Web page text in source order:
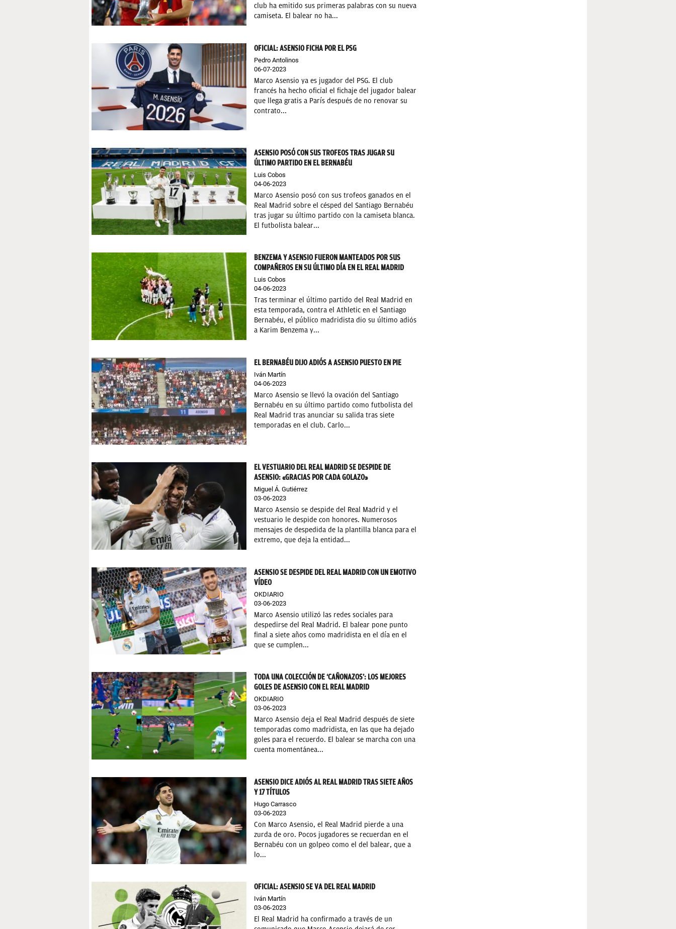
club ha emitido sus primeras palabras con su nueva
camiseta. El balear no ha...
OFICIAL: ASENSIO FICHA POR EL PSG
Pedro Antolinos
06-07-2023
Marco Asensio ya es jugador del PSG. El club
francés ha hecho oficial el fichaje del jugador balear
que llega gratis a París después de no renovar su
contrato...
ASENSIO POSÓ CON SUS TROFEOS TRAS JUGAR SU
ÚLTIMO PARTIDO EN EL BERNABÉU
Luis Cobos
04-06-2023
Marco Asensio posó con sus trofeos ganados en el
Real Madrid sobre el césped del Santiago Bernabéu
tras jugar su último partido con la camiseta blanca.
El futbolista balear...
BENZEMA Y ASENSIO FUERON MANTEADOS POR SUS
COMPAÑEROS EN SU ÚLTIMO DÍA EN EL REAL MADRID
Luis Cobos
04-06-2023
Tras terminar el último partido del Real Madrid en
esta temporada, contra el Athletic en el Santiago
Bernabéu, el público madridista dio su último adiós
a Karim Benzema y...
EL BERNABÉU DIJO ADIÓS A ASENSIO PUESTO EN PIE
Iván Martín
04-06-2023
Marco Asensio se llevó la ovación del Santiago
Bernabéu en su último partido como futbolista del
Real Madrid tras anunciar su salida tras siete
temporadas en el club. Carlo...
EL VESTUARIO DEL REAL MADRID SE DESPIDE DE
ASENSIO: «GRACIAS POR CADA GOLAZO»
Miguel Á. Gutiérrez
03-06-2023
Marco Asensio se despide del Real Madrid y el
vestuario le despide con honores. Numerosos
mensajes de despedida de la plantilla blanca para el
extremo, que deja la entidad...
ASENSIO SE DESPIDE DEL REAL MADRID CON UN EMOTIVO
VÍDEO
OKDIARIO
03-06-2023
Marco Asensio utilizó las redes sociales para
despedirse del Real Madrid. El balear pone punto
final a siete años como madridista en el día en el
que se cumplen...
TODA UNA COLECCIÓN DE ‘CAÑONAZOS’: LOS MEJORES
GOLES DE ASENSIO CON EL REAL MADRID
OKDIARIO
03-06-2023
Marco Asensio deja el Real Madrid después de siete
temporadas como madridista, en las que ha dejado
goles para el recuerdo. El balear se marcha con una
cuenta momentánea...
ASENSIO DICE ADIÓS AL REAL MADRID TRAS SIETE AÑOS
Y 17 TÍTULOS
Hugo Carrasco
03-06-2023
Con Marco Asensio, el Real Madrid pierde a una
zurda de oro. Pocos jugadores se recuerdan en el
Bernabéu con un golpeo como el del balear, que a
lo...
OFICIAL: ASENSIO SE VA DEL REAL MADRID
Iván Martín
03-06-2023
El Real Madrid ha confirmado a través de un